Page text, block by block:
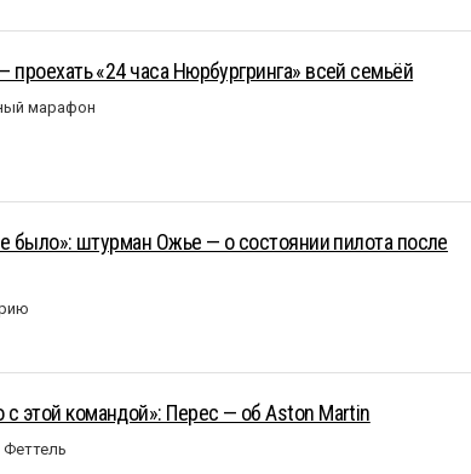
проехать «24 часа Нюрбургринга» всей семьёй
марафон
было»: штурман Ожье — о состоянии пилота после
этой командой»: Перес — об Aston Martin